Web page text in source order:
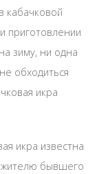
кабачковой
приготовлении
зиму, ни одна
обходиться
икра
икра известна
жителю бывшего